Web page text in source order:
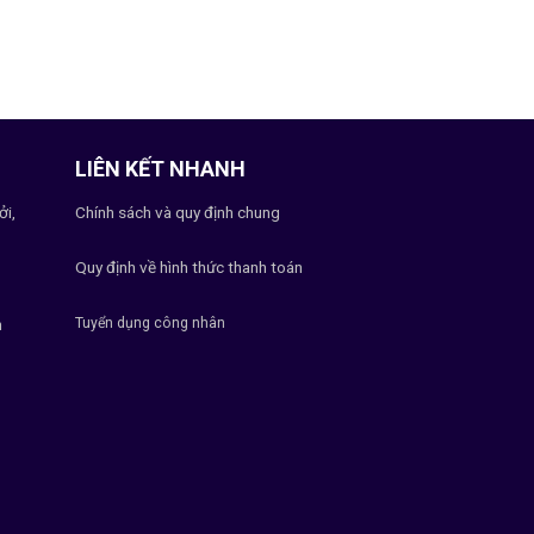
LIÊN KẾT NHANH
Chính sách và quy định chung
Quy định về hình thức thanh toán
Tuyển dụng công nhân